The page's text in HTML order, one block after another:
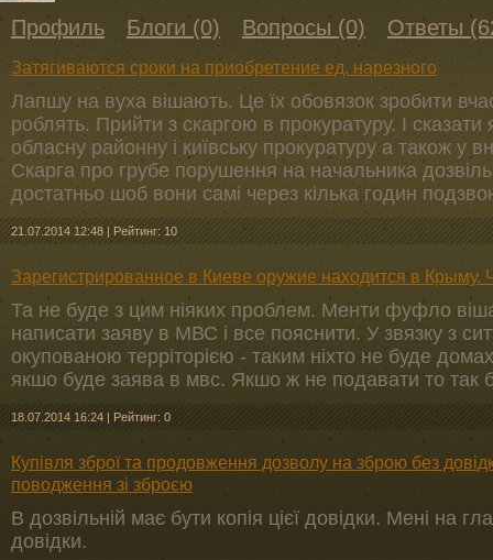
Профиль Блоги (0) Вопросы (0) Ответы
Затягиваются сроки на приобретение ед. нарезного
Лапшу на вуха вішають. Це їх обовязок зробити
роблять. Прийти з скаргою в прокуратуру. І
обласну районну і київську прокуратуру а також у
Скарга про грубе порушення на начальника
достатньо шоб вони самі через кілька годин
21.07.2014 12:48 | Рейтинг: 10
Зарегистрированное в Киеве оружие находится в Крыму.
Та не буде з цим ніяких проблем. Менти фуфло
написати заяву в МВС і все пояснити. У звязку з
окупованою терріторією - таким ніхто не буде
якшо буде заява в мвс. Якшо ж не подавати то так
18.07.2014 16:24 | Рейтинг: 0
Купівля зброї та продовження дозволу на зброю без
поводження зі зброєю
В дозвільній має бути копія цієї довідки. Мені на
довідки.